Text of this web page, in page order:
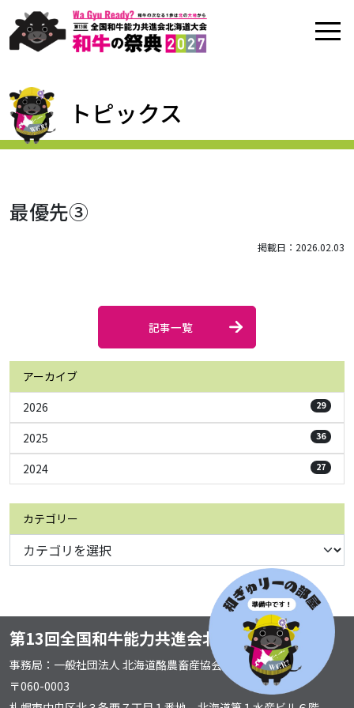
トピックス
最優先③
掲載日：2026.02.03
記事一覧
アーカイブ
2026
29
2025 36
2024 27
カテゴリー
第13回全国和牛能力共進会北海道実行委員会
事務局：一般社団法人 北海道酪農畜産協会
〒060-0003